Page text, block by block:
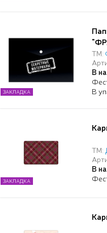
ТМ:
В
В
ЗАКЛАДКА
ТМ:
В
ЗАКЛАДКА